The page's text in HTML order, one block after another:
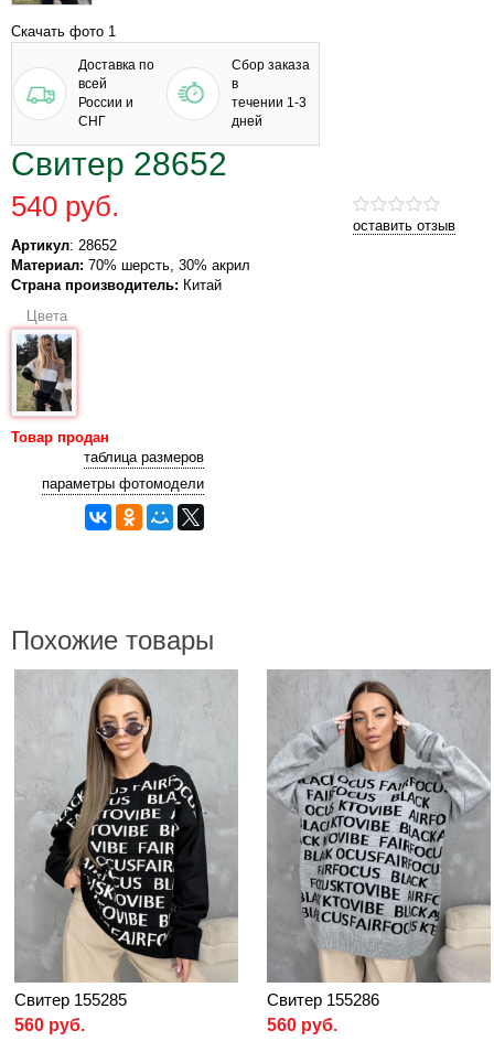
Скачать фото 1
Доставка по
всей
России и
СНГ
Сбор заказа
в
течении 1-3
дней
Свитер 28652
оставить отзыв
540 руб.
Артикул: 28652
Материал: 70% шерсть, 30% акрил
Страна производитель: Китай
Цвета
Товар продан
таблица размеров
параметры фотомодели
Похожие товары
Свитер 155285
560 руб.
Свитер 155286
560 руб.